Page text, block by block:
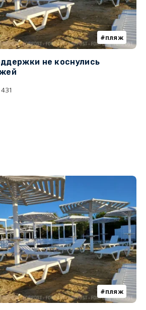
пляж
не коснулись
431
пляж